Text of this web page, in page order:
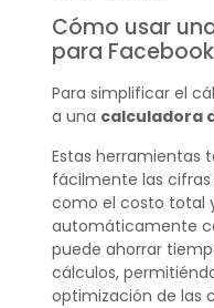
Cómo usar
para
Para simplificar el
a una calculadora
Estas herramientas
fácilmente las
como el costo total
automáticamente
puede ahorrar
cálculos,
optimización de las